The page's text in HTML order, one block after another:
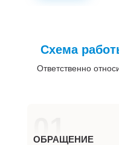
Схема
Ответственно
01
ОБРАЩЕНИЕ